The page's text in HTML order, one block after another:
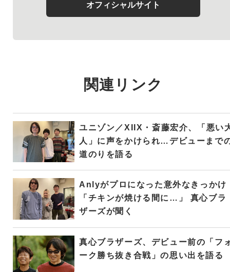
オフィシャルサイト
関連リンク
ユニゾン／XIIX・斎藤宏介、「悪い
人」に声をかけられ…デビューまで
道のりを語る
Anlyがプロになった意外なきっかけ
「チキンが焼ける間に…」 真心ブラ
ザーズが聞く
真心ブラザーズ、デビュー前の「フ
ーク勝ち抜き合戦」の思い出を語る